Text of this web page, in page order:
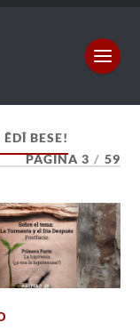
BESE!
PAGINA 3 / 59